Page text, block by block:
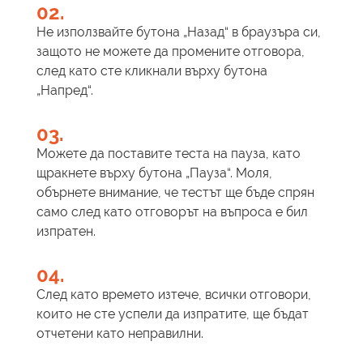
02.
Не използвайте бутона „Назад“ в браузъра си,
защото не можете да промените отговора,
след като сте кликнали върху бутона
„Напред“.
03.
Можете да поставите теста на пауза, като
щракнете върху бутона „Пауза“. Моля,
обърнете внимание, че тестът ще бъде спрян
само след като отговорът на въпроса е бил
изпратен.
04.
След като времето изтече, всички отговори,
които не сте успели да изпратите, ще бъдат
отчетени като неправилни.